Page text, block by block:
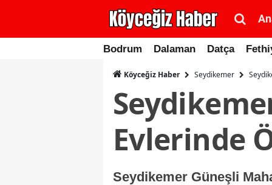
Bodrum Dalaman Datça
Köyceğiz Haber Seydikemer
Evlerinde
Seydikemer Güneşli